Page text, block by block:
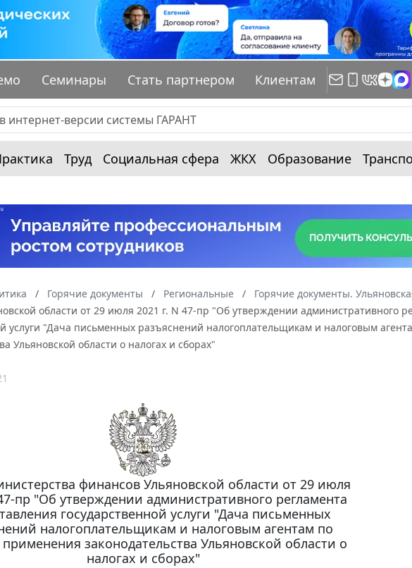
Семинары Стать партнером Клиентам
Труд Социальная сфера ЖКХ Образование
Горячие документы Региональные Горячие документы.
области от 29 июля 2021 г. N 47-пр "Об утверждении административного
услуги "Дача письменных разъяснений налогоплательщикам и налоговым
Ульяновской области о налогах и сборах"
финансов Ульяновской области от 29 июля
пр "Об утверждении административного регламента
государственной услуги "Дача письменных
налогоплательщикам и налоговым агентам по
законодательства Ульяновской области о
налогах и сборах"